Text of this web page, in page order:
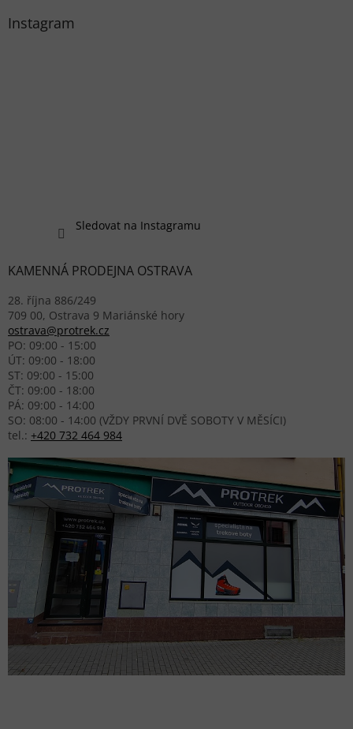
Instagram
Sledovat na Instagramu
KAMENNÁ PRODEJNA OSTRAVA
28. října 886/249
709 00, Ostrava 9 Mariánské hory
ostrava@protrek.cz
PO: 09:00 - 15:00
ÚT: 09:00 - 18:00
ST: 09:00 - 15:00
ČT: 09:00 - 18:00
PÁ: 09:00 - 14:00
SO: 08:00 - 14:00 (VŽDY PRVNÍ DVĚ SOBOTY V MĚSÍCI)
tel.: +420 732 464 984